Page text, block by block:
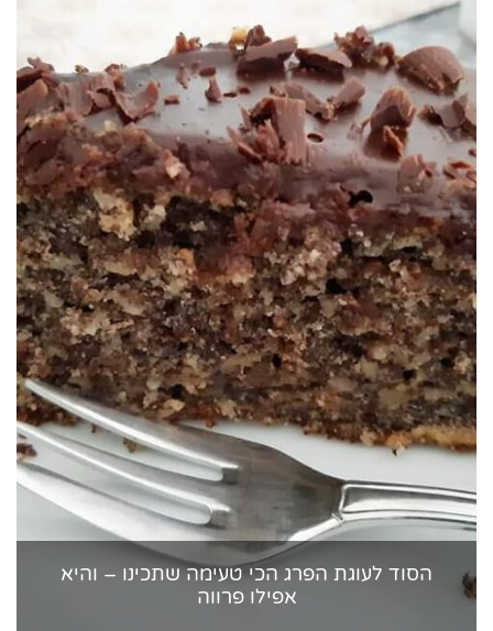
הסוד לעוגת הפרג הכי טעימה שתכינו – והיא
אפילו פרווה